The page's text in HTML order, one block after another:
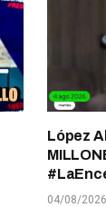
López
04/08/2026